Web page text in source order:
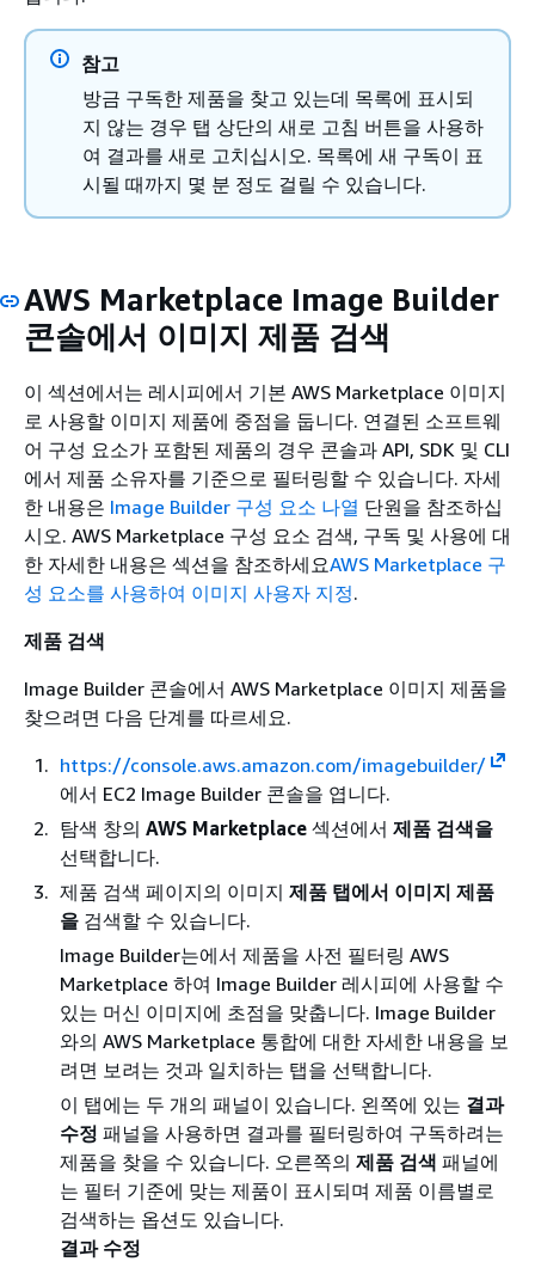
참고
방금 구독한 제품을 찾고 있는데 목록에 표시되
지 않는 경우 탭 상단의 새로 고침 버튼을 사용하
여 결과를 새로 고치십시오. 목록에 새 구독이 표
시될 때까지 몇 분 정도 걸릴 수 있습니다.
AWS Marketplace Image Builder
콘솔에서 이미지 제품 검색
이 섹션에서는 레시피에서 기본 AWS Marketplace 이미지
로 사용할 이미지 제품에 중점을 둡니다. 연결된 소프트웨
어 구성 요소가 포함된 제품의 경우 콘솔과 API, SDK 및 CLI
에서 제품 소유자를 기준으로 필터링할 수 있습니다. 자세
한 내용은 Image Builder 구성 요소 나열 단원을 참조하십
시오. AWS Marketplace 구성 요소 검색, 구독 및 사용에 대
한 자세한 내용은 섹션을 참조하세요AWS Marketplace 구
성 요소를 사용하여 이미지 사용자 지정.
제품 검색
Image Builder 콘솔에서 AWS Marketplace 이미지 제품을
찾으려면 다음 단계를 따르세요.
https://console.aws.amazon.com/imagebuilder/
에서 EC2 Image Builder 콘솔을 엽니다.
탐색 창의 AWS Marketplace 섹션에서 제품 검색을
선택합니다.
제품 검색 페이지의 이미지 제품 탭에서 이미지 제품
을 검색할 수 있습니다.
Image Builder는에서 제품을 사전 필터링 AWS
Marketplace 하여 Image Builder 레시피에 사용할 수
있는 머신 이미지에 초점을 맞춥니다. Image Builder
와의 AWS Marketplace 통합에 대한 자세한 내용을 보
려면 보려는 것과 일치하는 탭을 선택합니다.
이 탭에는 두 개의 패널이 있습니다. 왼쪽에 있는 결과
수정 패널을 사용하면 결과를 필터링하여 구독하려는
제품을 찾을 수 있습니다. 오른쪽의 제품 검색 패널에
는 필터 기준에 맞는 제품이 표시되며 제품 이름별로
검색하는 옵션도 있습니다.
결과 수정